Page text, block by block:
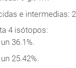
e intermedias:
4 isótopos:
36.1%.
25.42%.